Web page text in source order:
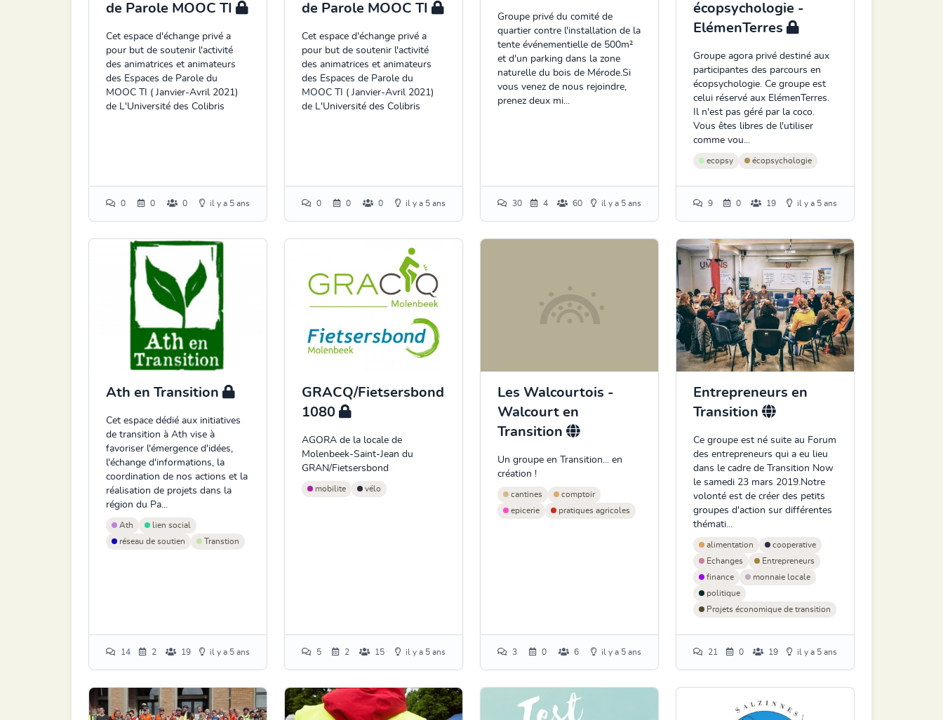
de Parole MOOC TI
Cet espace d'échange privé a
pour but de soutenir l'activité
des animatrices et animateurs
des Espaces de Parole du
MOOC TI ( Janvier-Avril 2021)
de L'Université des Colibris
0 0 0 il y a 5 ans
de Parole MOOC TI
Cet espace d'échange privé a
pour but de soutenir l'activité
des animatrices et animateurs
des Espaces de Parole du
MOOC TI ( Janvier-Avril 2021)
de L'Université des Colibris
0 0 0 il y a 5 ans
Groupe privé du comité de
quartier contre l'installation de la
tente événementielle de 500m²
et d'un parking dans la zone
naturelle du bois de Mérode.Si
vous venez de nous rejoindre,
prenez deux mi...
30 4 60 il y a 5 ans
écopsychologie -
ElémenTerres
Groupe agora privé destiné aux
participantes des parcours en
écopsychologie. Ce groupe est
celui réservé aux ElémenTerres.
Il n'est pas géré par la coco.
Vous êtes libres de l'utiliser
comme vou...
ecopsy écopsychologie
9 0 19 il y a 5 ans
Ath en Transition
Cet espace dédié aux initiatives
de transition à Ath vise à
favoriser l'émergence d'idées,
l'échange d'informations, la
coordination de nos actions et la
réalisation de projets dans la
région du Pa...
Ath
lien social
réseau de soutien
Transtion
14 2 19 il y a 5 ans
GRACQ/Fietsersbond
1080
AGORA de la locale de
Molenbeek-Saint-Jean du
GRAN/Fietsersbond
mobilite vélo
5 2 15 il y a 5 ans
Les Walcourtois -
Walcourt en
Transition
Un groupe en Transition... en
création !
cantines
comptoir
epicerie
pratiques agricoles
3 0 6 il y a 5 ans
Entrepreneurs en
Transition
Ce groupe est né suite au Forum
des entrepreneurs qui a eu lieu
dans le cadre de Transition Now
le samedi 23 mars 2019.Notre
volonté est de créer des petits
groupes d'action sur différentes
thémati...
alimentation
cooperative
Echanges
Entrepreneurs
finance
monnaie locale
politique
Projets économique de transition
21 0 19 il y a 5 ans